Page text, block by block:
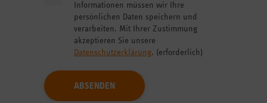
Informationen müssen wir Ihre
persönlichen Daten speichern und
verarbeiten. Mit Ihrer Zustimmung
akzeptieren Sie unsere
Datenschutzerklärung. (erforderlich)
für die Nutzung des Formulars.
ABSENDEN